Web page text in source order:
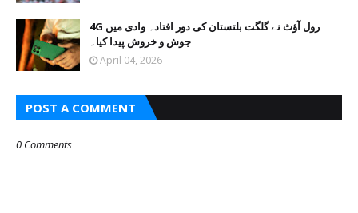
4G رول آؤٹ نے گلگت بلتستان کی دور افتادہ وادی میں
جوش و خروش پیدا کیا۔
April 04, 2026
POST A COMMENT
0 Comments